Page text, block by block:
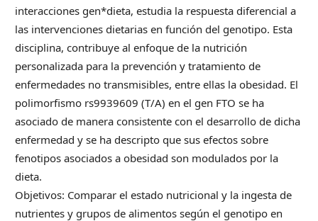
interacciones gen*dieta, estudia la respuesta diferencial a
las intervenciones dietarias en función del genotipo. Esta
disciplina, contribuye al enfoque de la nutrición
personalizada para la prevención y tratamiento de
enfermedades no transmisibles, entre ellas la obesidad. El
polimorfismo rs9939609 (T/A) en el gen FTO se ha
asociado de manera consistente con el desarrollo de dicha
enfermedad y se ha descripto que sus efectos sobre
fenotipos asociados a obesidad son modulados por la
dieta.
Objetivos: Comparar el estado nutricional y la ingesta de
nutrientes y grupos de alimentos según el genotipo en